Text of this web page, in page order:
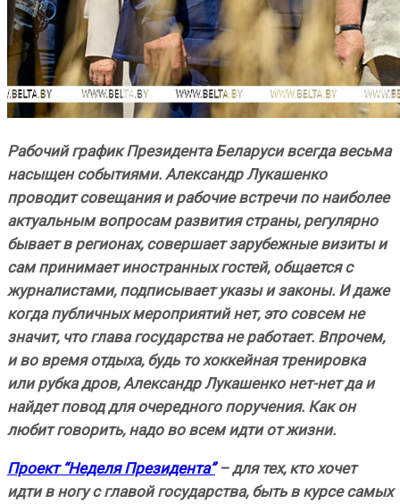
Рабочий график Президента Беларуси всегда весьма
насыщен событиями. Александр Лукашенко
проводит совещания и рабочие встречи по наиболее
актуальным вопросам развития страны, регулярно
бывает в регионах, совершает зарубежные визиты и
сам принимает иностранных гостей, общается с
журналистами, подписывает указы и законы. И даже
когда публичных мероприятий нет, это совсем не
значит, что глава государства не работает. Впрочем,
и во время отдыха, будь то хоккейная тренировка
или рубка дров, Александр Лукашенко нет-нет да и
найдет повод для очередного поручения. Как он
любит говорить, надо во всем идти от жизни.
Проект “Неделя Президента”– для тех, кто хочет
идти в ногу с главой государства, быть в курсе самых